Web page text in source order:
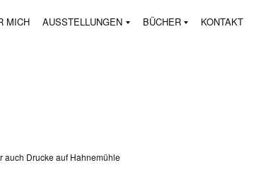
MICH AUSSTELLUNGEN BÜCHER KONTAKT
auch Drucke auf Hahnemühle